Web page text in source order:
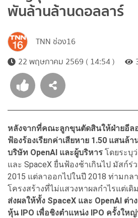
พันล้านล้านดอลลาร์
TNN ช่อง16
22 พฤษภาคม 2569 ( 14:54 )
หลังจากที่คณะลูกขุนตัดสินให้ฝ่ายอี
ฟ้องร้องเรียกค่าเสียหาย 1.50 แสนล้
บริษัท OpenAI และผู้บริหาร โดยระบุ
และ SpaceX ยื่นฟ้องช้าเกินไป มัสก์ร่
2015 แต่ลาออกไปในปี 2018 ท่ามกล
โครงสร้างที่ไม่แสวงหาผลกำไรแต่เ
ส่งผลให้ทั้ง SpaceX และ OpenAI ต่
หุ้น IPO เพื่อชิงตำแหน่ง IPO ครั้งให